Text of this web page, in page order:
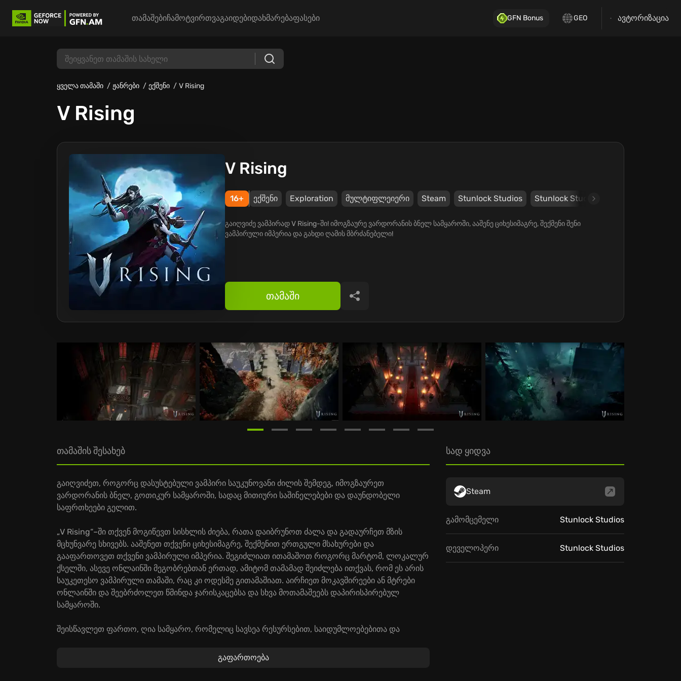
თამაშებიჩამოტვირთვაგაიდებიდახმარებაფასები GFN Bonus GEO ავტორიზაცია
ყველა თამაში ჟანრები ექშენი V Rising
V Rising
V Rising
16+ ექშენი Exploration მულტიფლეიერი Steam Stunlock Studios Stunlock Studios
გაიღვიძე ვამპირად V Rising-ში! იმოგზაურე ვარდორანის ბნელ სამყაროში, ააშენე ციხესიმაგრე, შექმენი შენი
ვამპირული იმპერია და გახდი ღამის მბრძანებელი!
თამაში გაზიარება
თამაშის შესახებ
გაიღვიძეთ, როგორც დასუსტებული ვამპირი საუკუნოვანი ძილის შემდეგ, იმოგზაურეთ
ვარდორანის ბნელ, გოთიკურ სამყაროში, სადაც მითიური საშინელებები და დაუნდობელი
საფრთხეები გელით.
„V Rising“–ში თქვენ მოგიწევთ სისხლის ძიება, რათა დაიბრუნოთ ძალა და გადაურჩეთ მზის
მცხუნვარე სხივებს. ააშენეთ თქვენი ციხესიმაგრე, შექმენით ერთგული მსახურები და
გააფართოვეთ თქვენი ვამპირული იმპერია. შეგიძლიათ ითამაშოთ როგორც მარტომ, ლოკალურ
ქსელში, ასევე ონლაინში მეგობრებთან ერთად, ამიტომ თამამად შეიძლება ითქვას, რომ ეს არის
საუკეთესო ვამპირული თამაში, რაც კი ოდესმე გითამაშიათ. აირჩიეთ მოკავშირეები ან მტრები
ონლაინში და შეებრძოლეთ წმინდა ჯარისკაცებსა და სხვა მოთამაშეებს დაპირისპირებულ
სამყაროში.
შეისწავლეთ ფართო, ღია სამყარო, რომელიც სავსეა რესურსებით, საიდუმლოებებითა და
გამოიკვლიეთ ბანდიტების ბუნაგები. დაეუფლეთ უამრავ სასიკვდილო იარაღს და არაადამიანურ
გაფართოება
სად ყიდვა
Steam
გამომცემელი Stunlock Studios
დეველოპერი Stunlock Studios